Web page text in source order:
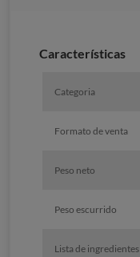
Caracterí­sticas
Categoria
Formato de venta
Peso neto
Peso escurrido
Lista de ingredientes